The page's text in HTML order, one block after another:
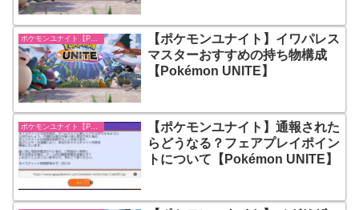
【ポケモンユナイト】イワパレス
マスターおすすめの持ち物構成
【Pokémon UNITE】
【ポケモンユナイト】通報された
らどうなる？フェアプレイポイン
トについて【Pokémon UNITE】